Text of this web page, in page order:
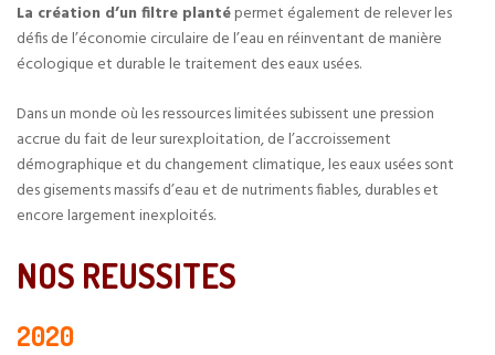
La création d’un filtre plantépermet également de relever les
défis de l’économie circulaire de l’eau en réinventant de manière
écologique et durable le traitement des eaux usées.
Dans un monde où les ressources limitées subissent une pression
accrue du fait de leur surexploitation, de l’accroissement
démographique et du changement climatique, les eaux usées sont
des gisements massifs d’eau et de nutriments fiables, durables et
encore largement inexploités.
NOS REUSSITES
2020